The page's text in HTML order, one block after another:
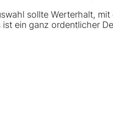
sollte Werterhalt,
ein ganz ordentlicher